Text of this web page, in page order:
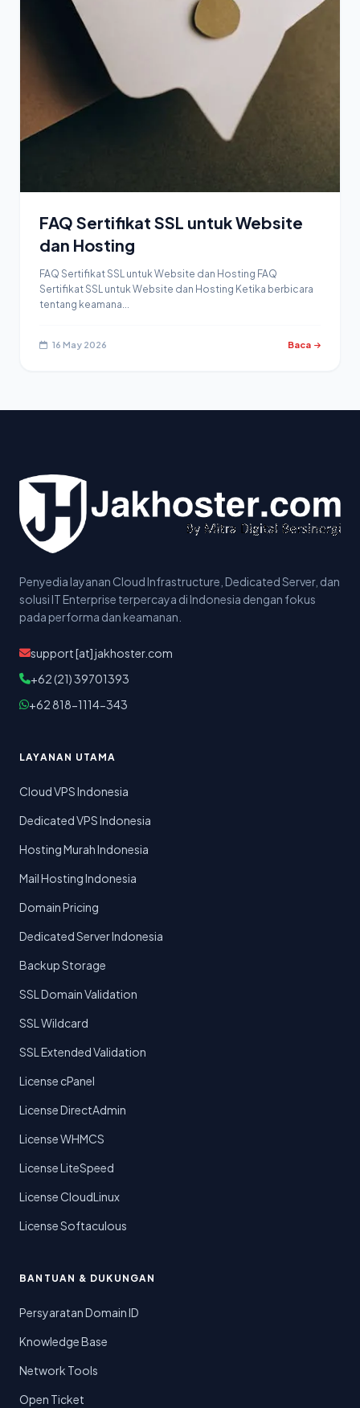
FAQ Sertifikat SSL untuk Website
dan Hosting
FAQ Sertifikat SSL untuk Website dan Hosting FAQ
Sertifikat SSL untuk Website dan Hosting Ketika berbicara
tentang keamana...
16 May 2026 Baca
Penyedia layanan Cloud Infrastructure, Dedicated Server, dan
solusi IT Enterprise terpercaya di Indonesia dengan fokus
pada performa dan keamanan.
support [at] jakhoster.com
+62 (21) 39701393
+62 818-1114-343
LAYANAN UTAMA
Cloud VPS Indonesia
Dedicated VPS Indonesia
Hosting Murah Indonesia
Mail Hosting Indonesia
Domain Pricing
Dedicated Server Indonesia
Backup Storage
SSL Domain Validation
SSL Wildcard
SSL Extended Validation
License cPanel
License DirectAdmin
License WHMCS
License LiteSpeed
License CloudLinux
License Softaculous
BANTUAN & DUKUNGAN
Persyaratan Domain ID
Knowledge Base
Network Tools
Open Ticket